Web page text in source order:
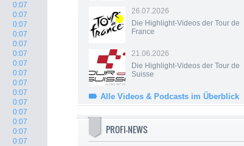
0:07
0:07
0:07
0:07
0:07
0:07
0:07
0:07
0:07
0:07
0:07
0:07
0:07
0:07
0:07
26.07.2026
Die Highlight-Videos der Tour de
France
21.06.2026
Die Highlight-Videos der Tour de
Suisse
Alle Videos & Podcasts im Überblick
PROFI-NEWS